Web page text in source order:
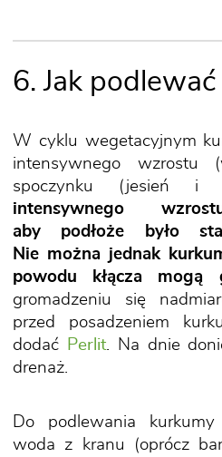
6. Jak
W cyklu wegetacyjnym
intensywnego
spoczynku (jesień i
intensywnego
aby podłoże było
Nie można jednak
powodu kłącza mogą
gromadzeniu się
przed posadzeniem
dodać
Perlit. Na dnie
drenaż.
Do podlewania
woda z kranu (oprócz